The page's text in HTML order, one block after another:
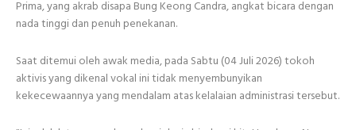
Prima, yang akrab disapa Bung Keong Candra, angkat bicara dengan
nada tinggi dan penuh penekanan.
Saat ditemui oleh awak media, pada Sabtu (04 Juli 2026) tokoh
aktivis yang dikenal vokal ini tidak menyembunyikan
kekecewaannya yang mendalam atas kelalaian administrasi tersebut.